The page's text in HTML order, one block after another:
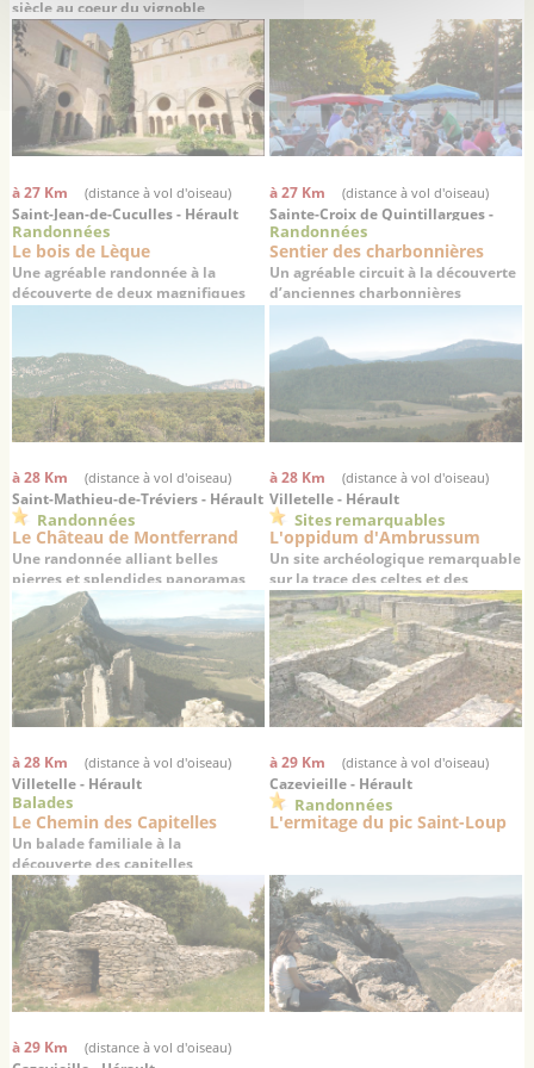
siècle au coeur du vignoble
languedocien
à 27 Km (distance à vol d'oiseau)
Saint-Jean-de-Cuculles - Hérault
Randonnées
Le bois de Lèque
Une agréable randonnée à la
découverte de deux magnifiques
à 27 Km (distance à vol d'oiseau)
Sainte-Croix de Quintillargues -
Hérault
Randonnées
Sentier des charbonnières
Un agréable circuit à la découverte
d’anciennes charbonnières
à 28 Km (distance à vol d'oiseau)
Saint-Mathieu-de-Tréviers - Hérault
Randonnées
Le Château de Montferrand
Une randonnée alliant belles
pierres et splendides panoramas
à 28 Km (distance à vol d'oiseau)
Villetelle - Hérault
Sites remarquables
L'oppidum d'Ambrussum
Un site archéologique remarquable
sur la trace des celtes et des
romains
à 28 Km (distance à vol d'oiseau)
Villetelle - Hérault
Balades
Le Chemin des Capitelles
Un balade familiale à la
découverte des capitelles
à 29 Km (distance à vol d'oiseau)
Cazevieille - Hérault
Randonnées
L'ermitage du pic Saint-Loup
à 29 Km (distance à vol d'oiseau)